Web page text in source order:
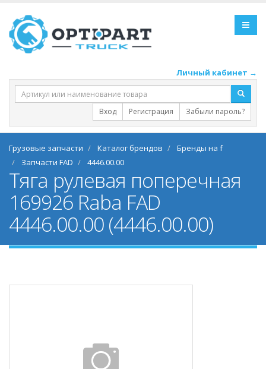
Личный кабинет →
Вход Регистрация Забыли пароль?
Грузовые запчасти Каталог брендов
Бренды на f
Запчасти FAD
4446.00.00
Тяга рулевая поперечная
169926 Raba FAD
4446.00.00 (4446.00.00)